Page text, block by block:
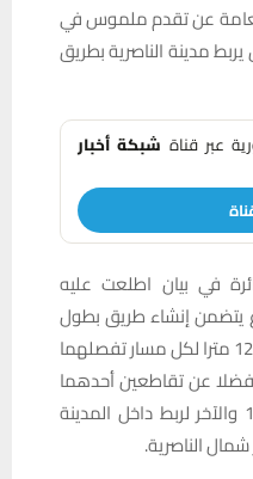
عن تقدم ملموس في
مدينة الناصرية بطريق
عبر قناة شبكة أخبار
في بيان اطلعت عليه
يتضمن إنشاء طريق بطول
24.600 كيلومتر بمسارين بواقع 12 مترا لكل مسار تفصلهما
بعرض 10.50 متر، فضلا عن تقاطعين أحدهما
لربط طريق المرور السريع رقم 1 والآخر لربط داخل المدينة
الناصرية.